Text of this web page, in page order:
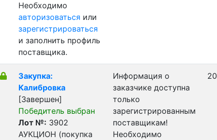
Необходимо
авторизоваться или
зарегистрироваться
и заполнить профиль
поставщика.
Закупка:
Калибровка
[Завершен]
Победитель выбран
Лот №: 3902
АУКЦИОН (покупка
Информация о
заказчике доступна
только
зарегистрированным
поставщикам!
Необходимо